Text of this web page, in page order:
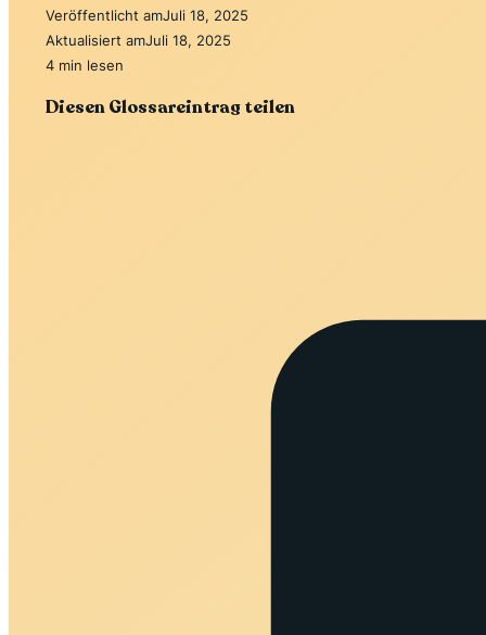
Veröffentlicht amJuli 18, 2025
Aktualisiert amJuli 18, 2025
4 min lesen
Diesen Glossareintrag teilen